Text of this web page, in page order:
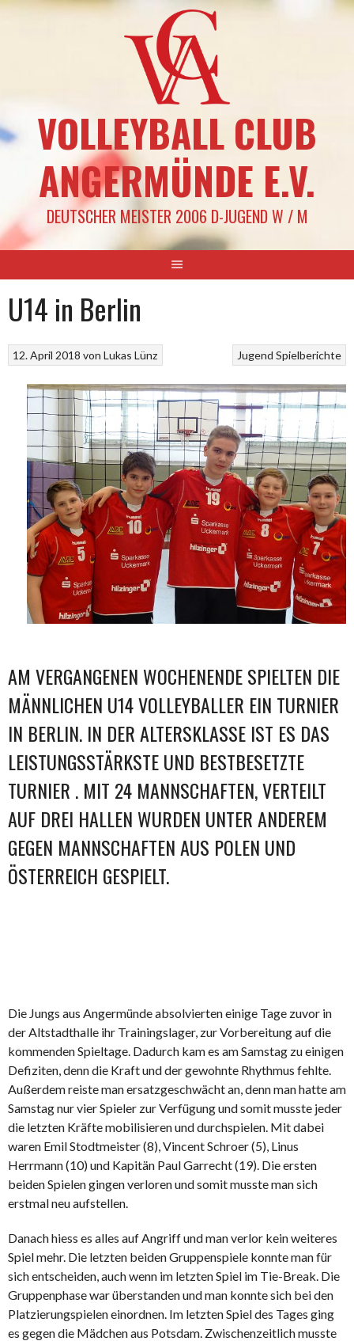
Springe
VOLLEYBALL CLUB
ANGERMÜNDE E.V.
DEUTSCHER MEISTER 2006 D-JUGEND W / M
U14 in Berlin
Jugend Spielberichte
12. April 2018 vonLukas Lünz
AM VERGANGENEN WOCHENENDE SPIELTEN DIE
MÄNNLICHEN U14 VOLLEYBALLER EIN TURNIER
IN BERLIN. IN DER ALTERSKLASSE IST ES DAS
LEISTUNGSSTÄRKSTE UND BESTBESETZTE
TURNIER . MIT 24 MANNSCHAFTEN, VERTEILT
AUF DREI HALLEN WURDEN UNTER ANDEREM
GEGEN MANNSCHAFTEN AUS POLEN UND
ÖSTERREICH GESPIELT.
Die Jungs aus Angermünde absolvierten einige Tage zuvor in
der Altstadthalle ihr Trainingslager, zur Vorbereitung auf die
kommenden Spieltage. Dadurch kam es am Samstag zu einigen
Defiziten, denn die Kraft und der gewohnte Rhythmus fehlte.
Außerdem reiste man ersatzgeschwächt an, denn man hatte am
Samstag nur vier Spieler zur Verfügung und somit musste jeder
die letzten Kräfte mobilisieren und durchspielen. Mit dabei
waren Emil Stodtmeister (8), Vincent Schroer (5), Linus
Herrmann (10) und Kapitän Paul Garrecht (19). Die ersten
beiden Spielen gingen verloren und somit musste man sich
erstmal neu aufstellen.
Danach hiess es alles auf Angriff und man verlor kein weiteres
Spiel mehr. Die letzten beiden Gruppenspiele konnte man für
sich entscheiden, auch wenn im letzten Spiel im Tie-Break. Die
Gruppenphase war überstanden und man konnte sich bei den
Platzierungspielen einordnen. Im letzten Spiel des Tages ging
es gegen die Mädchen aus Potsdam. Zwischenzeitlich musste